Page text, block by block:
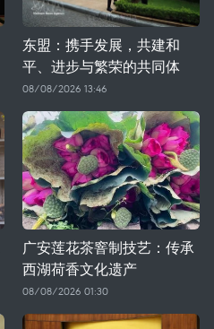
东盟：携手发展，共建和
平、进步与繁荣的共同体
08/08/2026 13:46
广安莲花茶窨制技艺：传承
西湖荷香文化遗产
08/08/2026 01:30